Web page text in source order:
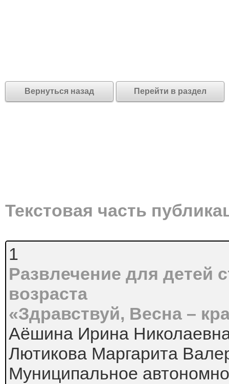
Вернуться назад Перейти в раздел
Текстовая часть
1
Развлечение для детей
возраста
«Здравствуй, Весна –
Аёшина Ирина
Лютикова Маргарита
Муниципальное